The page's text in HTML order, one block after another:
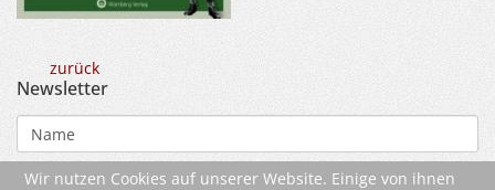
zurück
Newsletter
Wir nutzen Cookies auf unserer Website. Einige von ihnen